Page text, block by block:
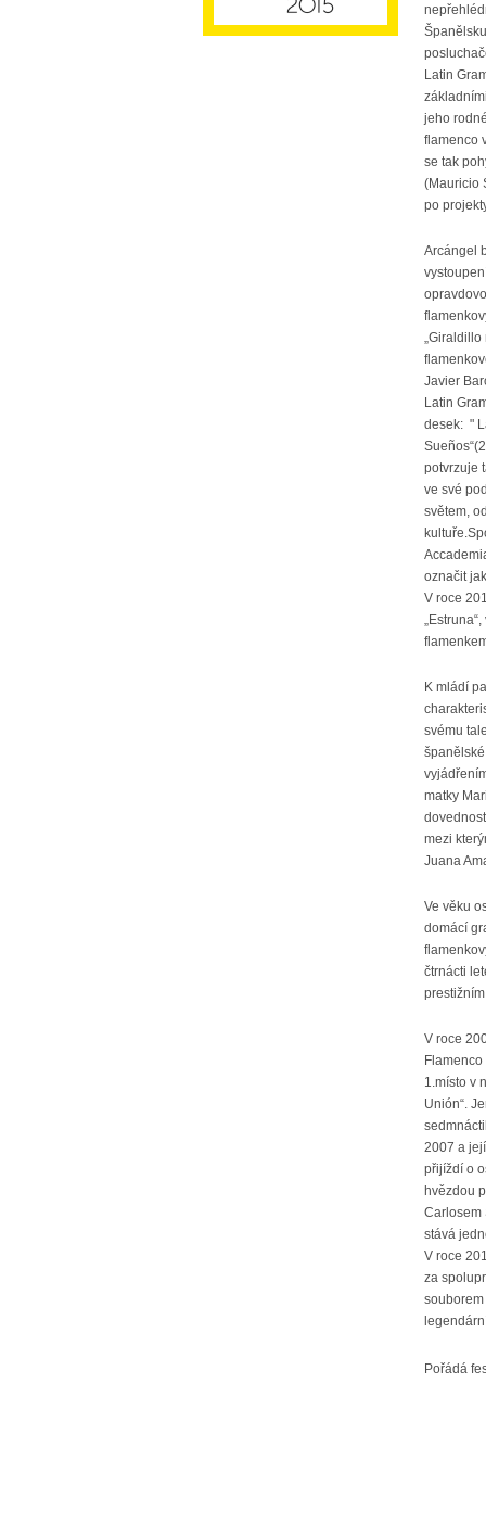
Latin
jeho
flamenco
se tak
(Mauricio
po
Arcángel
Javier
Latin
desek: "
potvrzuje
ve své
světem,
označit
V roce
K mládí
svému
matky
mezi
Juana
Ve věku
domácí
čtrnácti
V roce
1.místo v
Unión“.
2007 a
přijíždí o
hvězdou
Carlosem
stává
V roce
za
Pořádá